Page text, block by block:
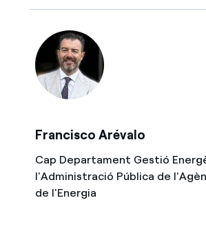
Francisco Arévalo
Cap Departament Gestió
l'Administració Pública de
de l'Energia